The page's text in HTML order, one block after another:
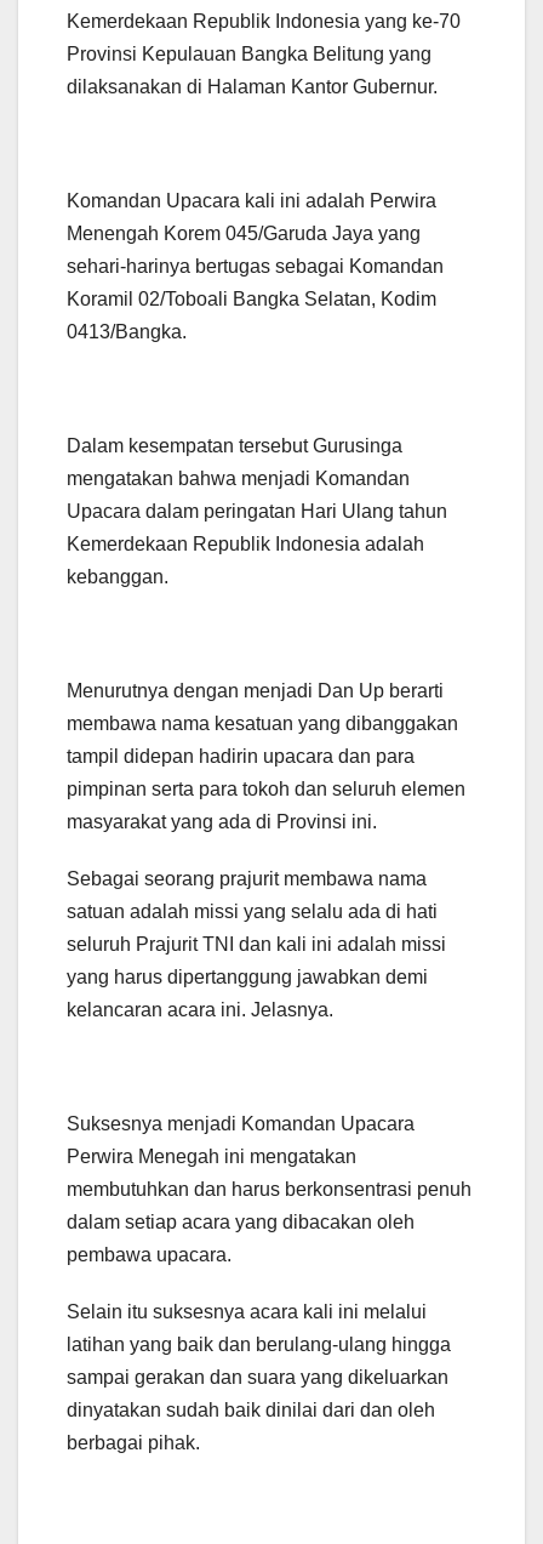
Kemerdekaan Republik Indonesia yang ke-70
Provinsi Kepulauan Bangka Belitung yang
dilaksanakan di Halaman Kantor Gubernur.
Komandan Upacara kali ini adalah Perwira
Menengah Korem 045/Garuda Jaya yang
sehari-harinya bertugas sebagai Komandan
Koramil 02/Toboali Bangka Selatan, Kodim
0413/Bangka.
Dalam kesempatan tersebut Gurusinga
mengatakan bahwa menjadi Komandan
Upacara dalam peringatan Hari Ulang tahun
Kemerdekaan Republik Indonesia adalah
kebanggan.
Menurutnya dengan menjadi Dan Up berarti
membawa nama kesatuan yang dibanggakan
tampil didepan hadirin upacara dan para
pimpinan serta para tokoh dan seluruh elemen
masyarakat yang ada di Provinsi ini.
Sebagai seorang prajurit membawa nama
satuan adalah missi yang selalu ada di hati
seluruh Prajurit TNI dan kali ini adalah missi
yang harus dipertanggung jawabkan demi
kelancaran acara ini. Jelasnya.
Suksesnya menjadi Komandan Upacara
Perwira Menegah ini mengatakan
membutuhkan dan harus berkonsentrasi penuh
dalam setiap acara yang dibacakan oleh
pembawa upacara.
Selain itu suksesnya acara kali ini melalui
latihan yang baik dan berulang-ulang hingga
sampai gerakan dan suara yang dikeluarkan
dinyatakan sudah baik dinilai dari dan oleh
berbagai pihak.